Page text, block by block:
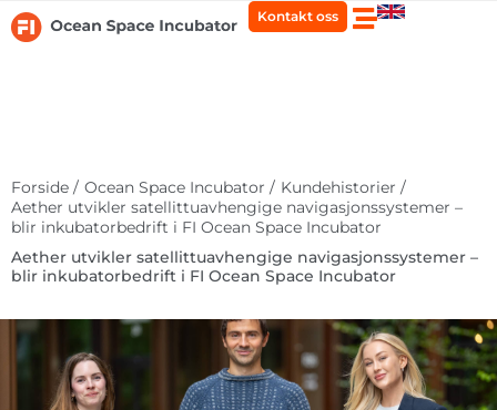
rett
Kontakt oss
Forside / Ocean Space Incubator / Kundehistorier /
Aether utvikler satellittuavhengige navigasjonssystemer –
blir inkubatorbedrift i FI Ocean Space Incubator
Aether utvikler satellittuavhengige navigasjonssystemer –
blir inkubatorbedrift i FI Ocean Space Incubator